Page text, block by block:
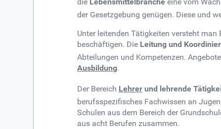
die Lebensmittelbranche eine vom
der Gesetzgebung genügen. Diese und
Unter leitenden Tätigkeiten versteht
beschäftigen. Die Leitung und
Abteilungen und Kompetenzen.
Ausbildung.
Der Bereich Lehrer und lehrende
berufsspezifisches Fachwissen an
Schulen aus dem Bereich der
aus acht Berufen zusammen.